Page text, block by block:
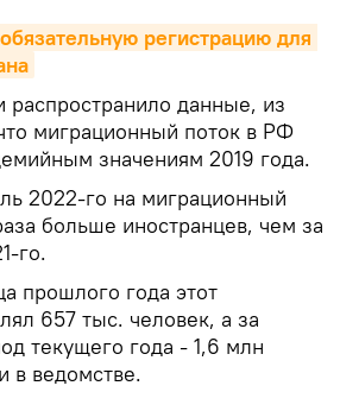
регистрацию для
данные, из
миграционный поток в РФ
значениям 2019 года.
2022-го на миграционный
больше иностранцев, чем за
го.
прошлого года этот
657 тыс. человек, а за
текущего года - 1,6 млн
в ведомстве.